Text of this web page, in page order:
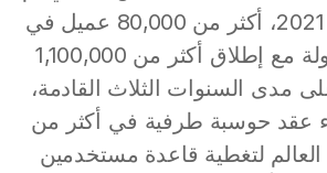
إطلاقها في عام 2021، أكثر من 80,000 عميل في
أكثر من 130 دولة مع إطلاق أكثر من 1,100,000
مدى السنوات الثلاث القادمة،
عقد حوسبة طرفية في أكثر من
العالم لتغطية قاعدة مستخدمين